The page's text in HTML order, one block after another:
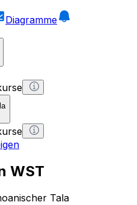
Diagramme
WST
Tala